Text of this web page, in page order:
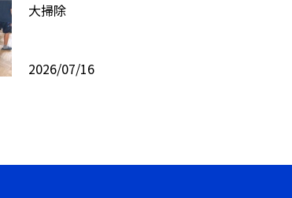
大掃除
2026/07/16